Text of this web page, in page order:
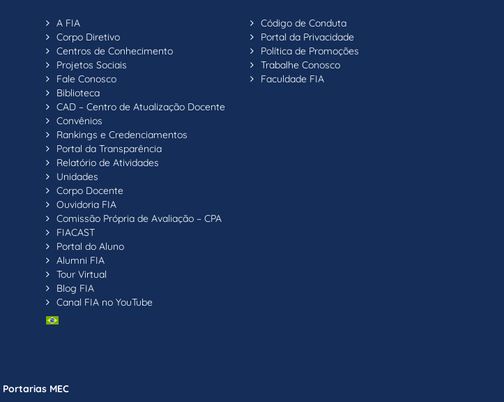
A FIA
Corpo Diretivo
Centros de Conhecimento
Projetos Sociais
Fale Conosco
Biblioteca
CAD – Centro de Atualização Docente
Convênios
Rankings e Credenciamentos
Portal da Transparência
Relatório de Atividades
Unidades
Corpo Docente
Ouvidoria FIA
Comissão Própria de Avaliação – CPA
FIACAST
Portal do Aluno
Alumni FIA
Tour Virtual
Blog FIA
Canal FIA no YouTube
Código de Conduta
Portal da Privacidade
Política de Promoções
Trabalhe Conosco
Faculdade FIA
Portarias MEC